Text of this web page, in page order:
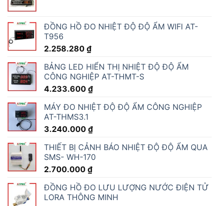
ĐỒNG HỒ ĐO NHIỆT ĐỘ ĐỘ ẨM WIFI AT-
T956
2.258.280 ₫
BẢNG LED HIỂN THỊ NHIỆT ĐỘ ĐỘ ẨM
CÔNG NGHIỆP AT-THMT-S
4.233.600 ₫
MÁY ĐO NHIỆT ĐỘ ĐỘ ẨM CÔNG NGHIỆP
AT-THMS3.1
3.240.000 ₫
THIẾT BỊ CẢNH BÁO NHIỆT ĐỘ ĐỘ ẨM QUA
SMS- WH-170
2.700.000 ₫
ĐỒNG HỒ ĐO LƯU LƯỢNG NƯỚC ĐIỆN TỬ
LORA THÔNG MINH